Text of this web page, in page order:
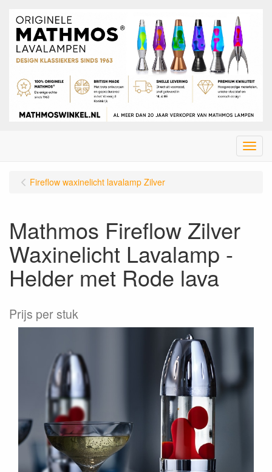
Menu
Fireflow waxinelicht lavalamp Zilver
Mathmos Fireflow Zilver
Waxinelicht Lavalamp -
Helder met Rode lava
Prijs per stuk